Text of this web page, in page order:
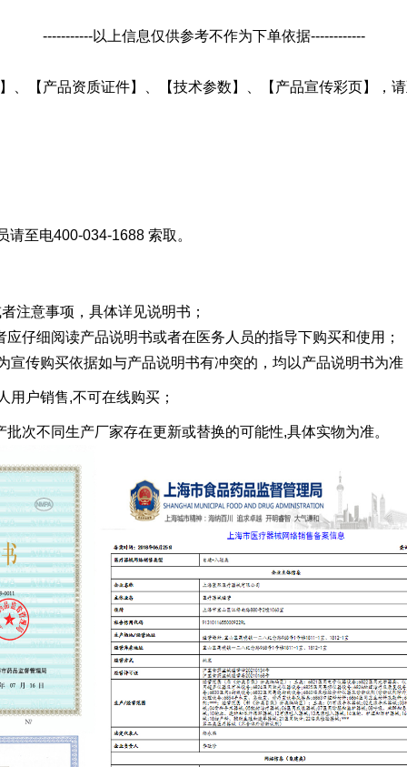
-----------以上信息仅供参考不作为下单依据------------
、【产品资质证件】、【技术参数】、【产品宣传彩页】，
至电400-034-1688 索取。
注意事项，具体详见说明书；
仔细阅读产品说明书或者在医务人员的指导下购买和使用；
宣传购买依据如与产品说明书有冲突的，均以产品说明书为准
用户销售,不可在线购买；
次不同生产厂家存在更新或替换的可能性,具体实物为准。